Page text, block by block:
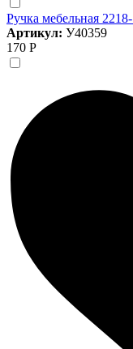
Ручка мебельная
Артикул: У40359
170 Р